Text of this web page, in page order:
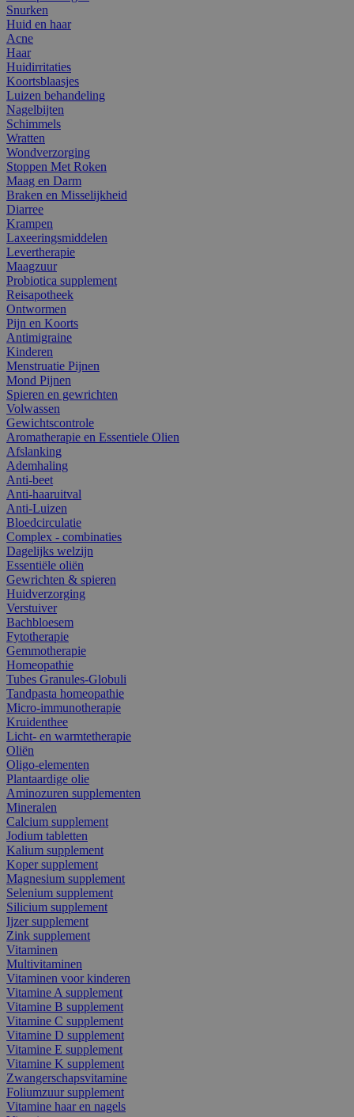
Snurken
Huid en haar
Acne
Haar
Huidirritaties
Koortsblaasjes
Luizen behandeling
Nagelbijten
Schimmels
Wratten
Wondverzorging
Stoppen Met Roken
Maag en Darm
Braken en Misselijkheid
Diarree
Krampen
Laxeeringsmiddelen
Levertherapie
Maagzuur
Probiotica supplement
Reisapotheek
Ontwormen
Pijn en Koorts
Antimigraine
Kinderen
Menstruatie Pijnen
Mond Pijnen
Spieren en gewrichten
Volwassen
Gewichtscontrole
Aromatherapie en Essentiele Olien
Afslanking
Ademhaling
Anti-beet
Anti-haaruitval
Anti-Luizen
Bloedcirculatie
Complex - combinaties
Dagelijks welzijn
Essentiële oliën
Gewrichten & spieren
Huidverzorging
Verstuiver
Bachbloesem
Fytotherapie
Gemmotherapie
Homeopathie
Tubes Granules-Globuli
Tandpasta homeopathie
Micro-immunotherapie
Kruidenthee
Licht- en warmtetherapie
Oliën
Oligo-elementen
Plantaardige olie
Aminozuren supplementen
Mineralen
Calcium supplement
Jodium tabletten
Kalium supplement
Koper supplement
Magnesium supplement
Selenium supplement
Silicium supplement
Ijzer supplement
Zink supplement
Vitaminen
Multivitaminen
Vitaminen voor kinderen
Vitamine A supplement
Vitamine B supplement
Vitamine C supplement
Vitamine D supplement
Vitamine E supplement
Vitamine K supplement
Zwangerschapsvitamine
Foliumzuur supplement
Vitamine haar en nagels